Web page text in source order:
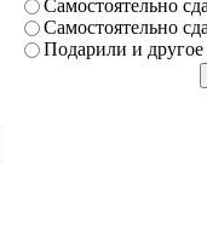
Самостоя­тельно
Самостоя­тельно
Подарили­ и другое